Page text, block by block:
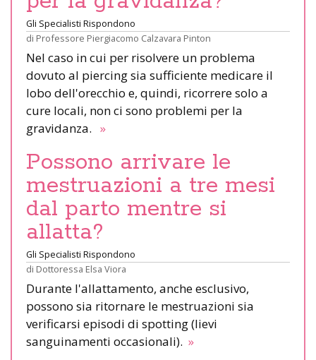
Gli Specialisti Rispondono
di Professore Piergiacomo Calzavara Pinton
Nel caso in cui per risolvere un problema
dovuto al piercing sia sufficiente medicare il
lobo dell'orecchio e, quindi, ricorrere solo a
cure locali, non ci sono problemi per la
gravidanza. »
Possono arrivare le
mestruazioni a tre mesi
dal parto mentre si
allatta?
Gli Specialisti Rispondono
di Dottoressa Elsa Viora
Durante l'allattamento, anche esclusivo,
possono sia ritornare le mestruazioni sia
verificarsi episodi di spotting (lievi
sanguinamenti occasionali). »